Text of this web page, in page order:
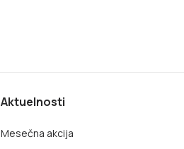
Aktuelnosti
Mesečna akcija